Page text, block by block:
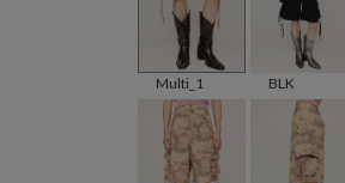
Multi_1 BLK